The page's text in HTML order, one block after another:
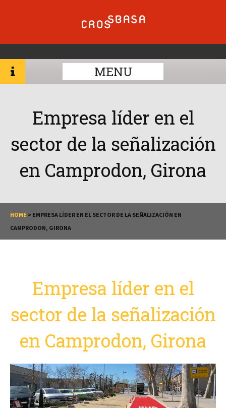
MENU
Empresa líder en el
sector de la señalización
en Camprodon, Girona
HOME > EMPRESA LÍDER EN EL SECTOR DE LA SEÑALIZACIÓN EN
CAMPRODON, GIRONA
Empresa líder en el
sector de la señalización
en Camprodon, Girona